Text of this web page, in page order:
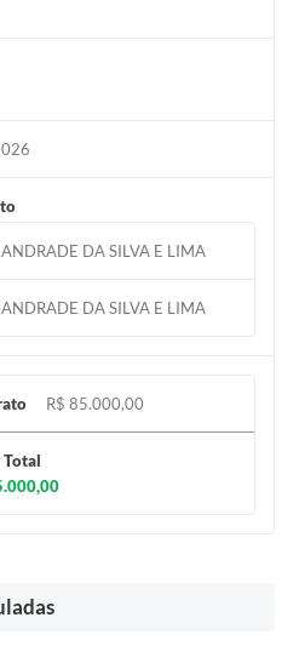
ANDRADE DA SILVA E LIMA
ANDRADE DA SILVA E LIMA
R$ 85.000,00